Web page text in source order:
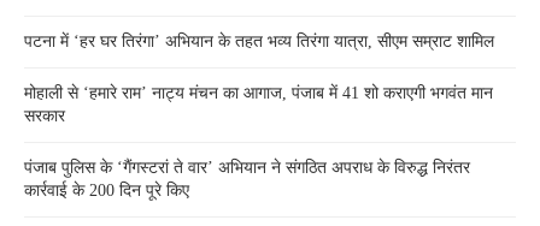
पटना में ‘हर घर तिरंगा’ अभियान के तहत भव्य तिरंगा यात्रा, सीएम सम्राट शामिल
मोहाली से ‘हमारे राम’ नाट्य मंचन का आगाज, पंजाब में 41 शो कराएगी भगवंत मान
सरकार
पंजाब पुलिस के ‘गैंगस्टरां ते वार’ अभियान ने संगठित अपराध के विरुद्ध निरंतर
कार्रवाई के 200 दिन पूरे किए